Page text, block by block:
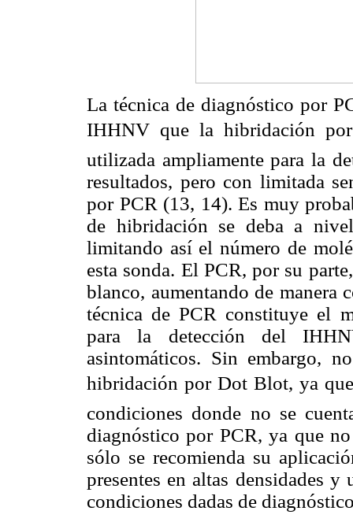
La técnica de diagnóstico por
IHHNV que la hibridación por
utilizada ampliamente para la
resultados, pero con limitada
por PCR (13, 14). Es muy
de hibridación se deba a
limitando así el número de
esta sonda. El PCR, por su
blanco, aumentando de
técnica de PCR constituye el
para la detección del
asintomáticos. Sin embargo,
hibridación por Dot Blot, ya
condiciones donde no se
diagnóstico por PCR, ya que
sólo se recomienda su
presentes en altas densidades
condiciones dadas de